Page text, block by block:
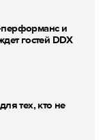
перформанс и
гостей DDX
тех, кто не